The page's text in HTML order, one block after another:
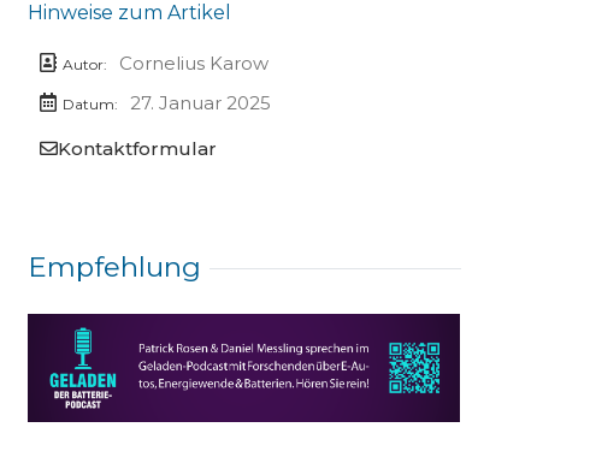
Hinweise zum Artikel
Autor: Cornelius Karow
Datum:
27. Januar 2025
Kontaktformular
Empfehlung